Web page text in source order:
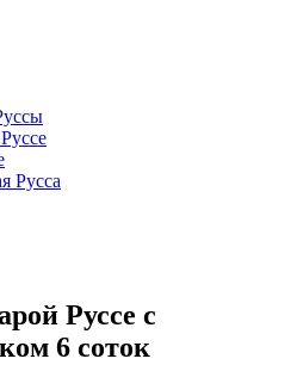
Русса
Руссе с
6 соток